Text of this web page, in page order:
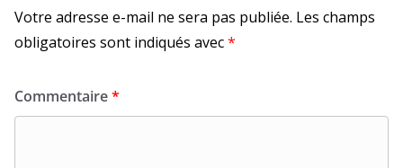
Votre adresse e-mail ne sera pas publiée. Les champs
obligatoires sont indiqués avec*
Commentaire*